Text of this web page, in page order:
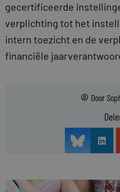
gecertificeerde
verplichting tot het
intern toezicht en de
financiële
Door